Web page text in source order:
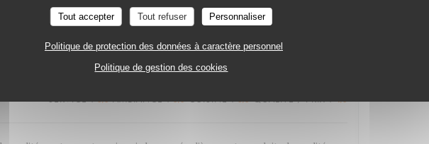
Tout accepter Tout refuser Personnaliser
Politique de protection des données à caractère personnel
Politique de gestion des cookies
Les cocktails sont fabulous 😉! Et les desserts aussi ce qui devient rare